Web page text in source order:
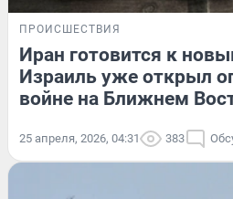
ПРОИСШЕСТВИЯ
Иран готовится к
Израиль уже открыл
войне на Ближнем
25 апреля, 2026, 04:31 383